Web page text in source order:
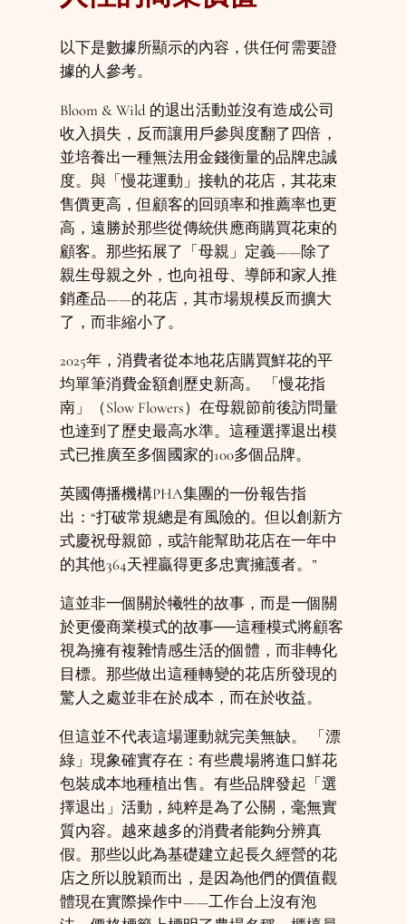
以下是數據所顯示的內容，供任何需要證
據的人參考。
Bloom & Wild 的退出活動並沒有造成公司
收入損失，反而讓用戶參與度翻了四倍，
並培養出一種無法用金錢衡量的品牌忠誠
度。與「慢花運動」接軌的花店，其花束
售價更高，但顧客的回頭率和推薦率也更
高，遠勝於那些從傳統供應商購買花束的
顧客。那些拓展了「母親」定義——除了
親生母親之外，也向祖母、導師和家人推
銷產品——的花店，其市場規模反而擴大
了，而非縮小了。
2025年，消費者從本地花店購買鮮花的平
均單筆消費金額創歷史新高。 「慢花指
南」（Slow Flowers）在母親節前後訪問量
也達到了歷史最高水準。這種選擇退出模
式已推廣至多個國家的100多個品牌。
英國傳播機構PHA集團的一份報告指
出：“打破常規總是有風險的。但以創新方
式慶祝母親節，或許能幫助花店在一年中
的其他364天裡贏得更多忠實擁護者。”
這並非一個關於犧牲的故事，而是一個關
於更優商業模式的故事──這種模式將顧客
視為擁有複雜情感生活的個體，而非轉化
目標。那些做出這種轉變的花店所發現的
驚人之處並非在於成本，而在於收益。
但這並不代表這場運動就完美無缺。 「漂
綠」現象確實存在：有些農場將進口鮮花
包裝成本地種植出售。有些品牌發起「選
擇退出」活動，純粹是為了公關，毫無實
質內容。越來越多的消費者能夠分辨真
假。那些以此為基礎建立起長久經營的花
店之所以脫穎而出，是因為他們的價值觀
體現在實際操作中——工作台上沒有泡